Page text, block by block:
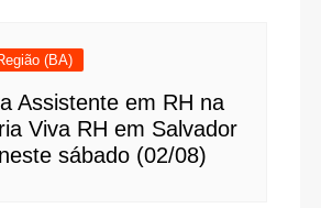
(BA)
Assistente em RH na
Viva RH em Salvador
sábado (02/08)